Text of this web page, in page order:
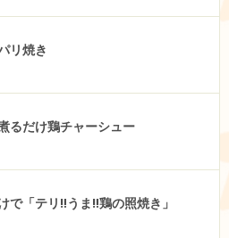
リ焼き
るだけ鶏チャーシュー
で「テリ‼うま‼鶏の照焼き」